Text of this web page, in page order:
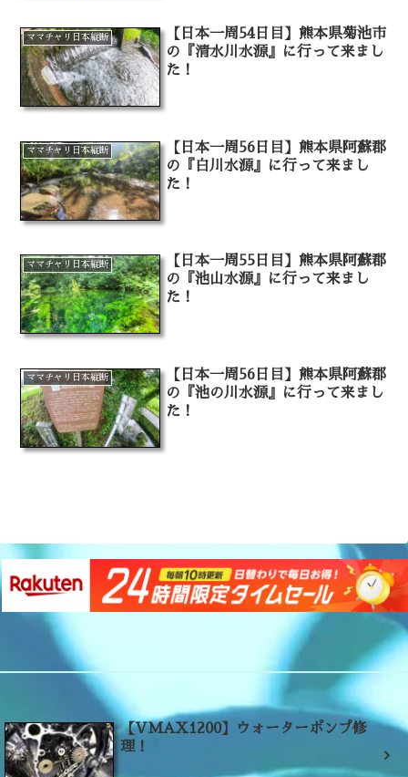
ママチャリ日本縦断
【日本一周54日目】熊本県菊池市
の『清水川水源』に行って来まし
た！
ママチャリ日本縦断
【日本一周56日目】熊本県阿蘇郡
の『白川水源』に行って来まし
た！
ママチャリ日本縦断
【日本一周55日目】熊本県阿蘇郡
の『池山水源』に行って来まし
た！
ママチャリ日本縦断
【日本一周56日目】熊本県阿蘇郡
の『池の川水源』に行って来まし
た！
【VMAX1200】ウォーターポンプ修
理！